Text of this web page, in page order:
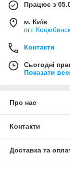
Працює з
м. Київ
пгт.
Контакти
Сьогодні
Показати
Про нас
Контакти
Доставка та